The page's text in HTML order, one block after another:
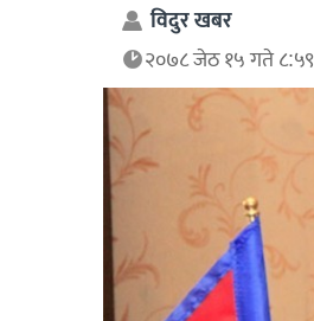
विदुर खबर
२०७८ जेठ १५ गते ८:५९